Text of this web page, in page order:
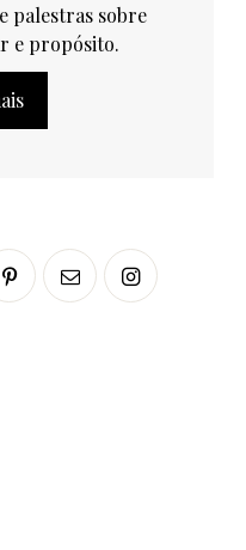
palestras sobre
e propósito.